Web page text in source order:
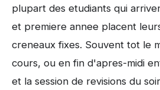
plupart des etudiants qui
et premiere annee placent
creneaux fixes. Souvent tot le
cours, ou en fin d'apres-midi
et la session de revisions du